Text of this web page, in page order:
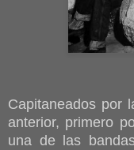
Capitaneados por
anterior, primero
una de las